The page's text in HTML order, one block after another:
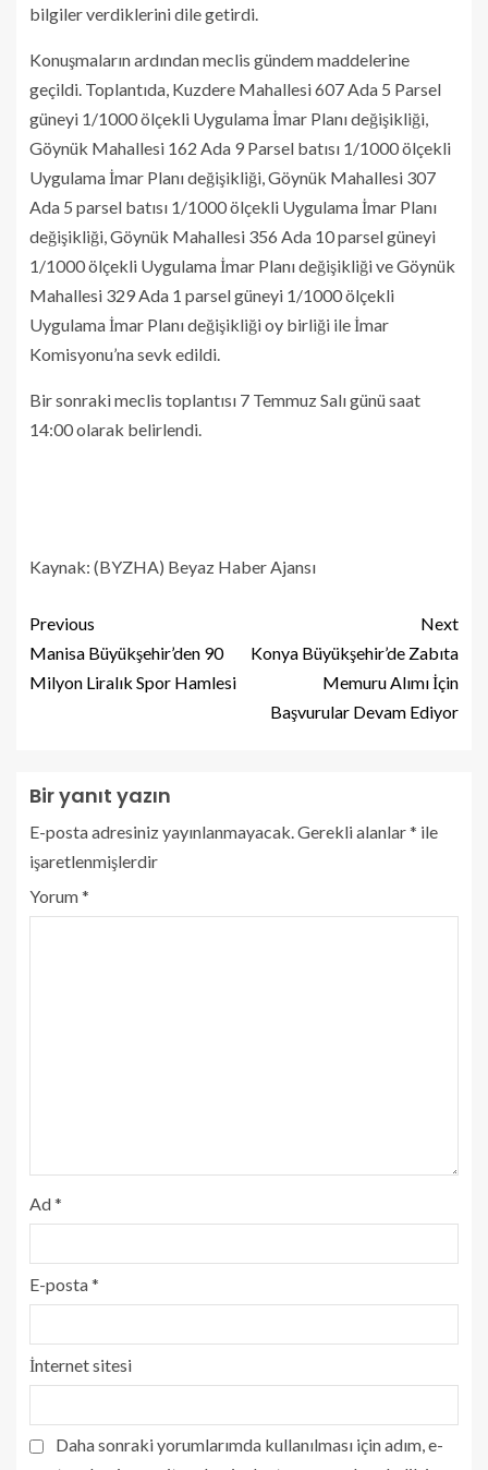
bilgiler verdiklerini dile getirdi.
Konuşmaların ardından meclis gündem maddelerine
geçildi. Toplantıda, Kuzdere Mahallesi 607 Ada 5 Parsel
güneyi 1/1000 ölçekli Uygulama İmar Planı değişikliği,
Göynük Mahallesi 162 Ada 9 Parsel batısı 1/1000 ölçekli
Uygulama İmar Planı değişikliği, Göynük Mahallesi 307
Ada 5 parsel batısı 1/1000 ölçekli Uygulama İmar Planı
değişikliği, Göynük Mahallesi 356 Ada 10 parsel güneyi
1/1000 ölçekli Uygulama İmar Planı değişikliği ve Göynük
Mahallesi 329 Ada 1 parsel güneyi 1/1000 ölçekli
Uygulama İmar Planı değişikliği oy birliği ile İmar
Komisyonu’na sevk edildi.
Bir sonraki meclis toplantısı 7 Temmuz Salı günü saat
14:00 olarak belirlendi.
Kaynak: (BYZHA) Beyaz Haber Ajansı
Previous
Manisa Büyükşehir’den 90
Milyon Liralık Spor Hamlesi
Next
Konya Büyükşehir’de Zabıta
Memuru Alımı İçin
Başvurular Devam Ediyor
Bir yanıt yazın
E-posta adresiniz yayınlanmayacak. Gerekli alanlar* ile
işaretlenmişlerdir
Yorum*
Ad*
E-posta*
İnternet sitesi
Daha sonraki yorumlarımda kullanılması için adım, e-